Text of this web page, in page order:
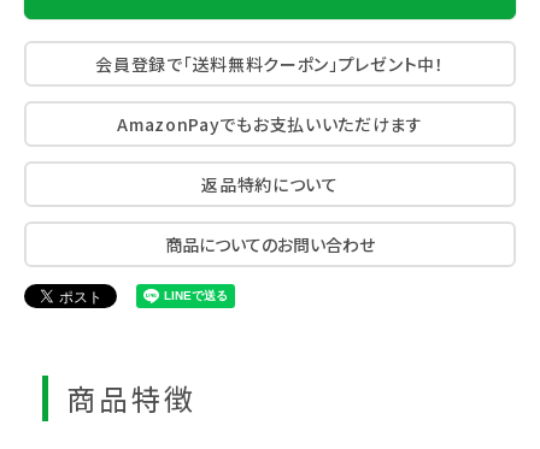
会員登録で「送料無料クーポン」プレゼント中！
AmazonPayでもお支払いいただけます
返品特約について
商品についてのお問い合わせ
商品特徴